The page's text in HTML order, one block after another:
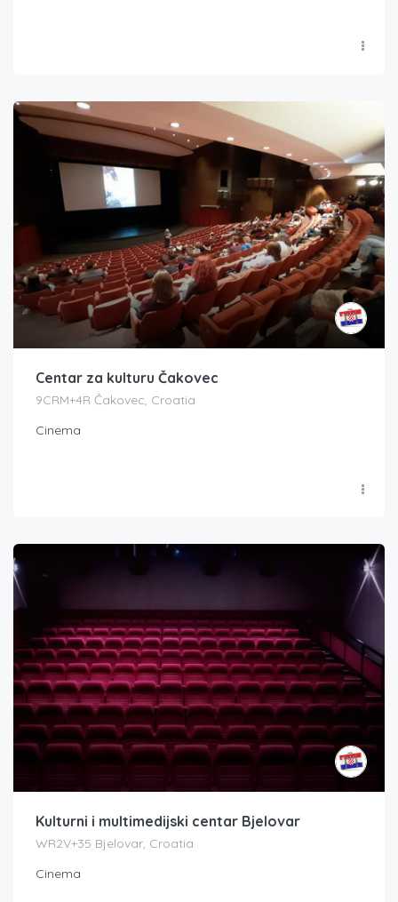
Centar za kulturu Čakovec
9CRM+4R Čakovec, Croatia
Cinema
Kulturni i multimedijski centar Bjelovar
WR2V+35 Bjelovar, Croatia
Cinema